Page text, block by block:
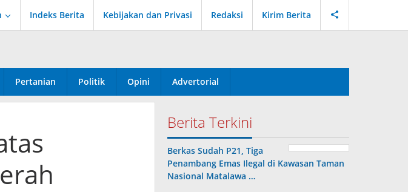
Indeks Berita Kebijakan dan Privasi Redaksi Kirim Berita
Pertanian Politik Opini Advertorial
Berita Terkini
Berkas Sudah P21, Tiga
Penambang Emas Ilegal di Kawasan Taman
Nasional Matalawa …